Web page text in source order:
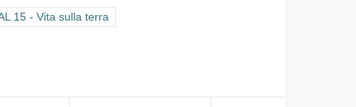
i risultati per categoria: GOAL 15 - Vita sulla terra
15 - Vita sulla terra